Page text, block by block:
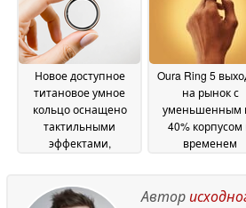
Новое доступное
титановое умное
кольцо оснащено
тактильными
эффектами,
June 2026
Oura Ring 5
на рынок с
уменьшенным
40% корпусом
временем
Автор